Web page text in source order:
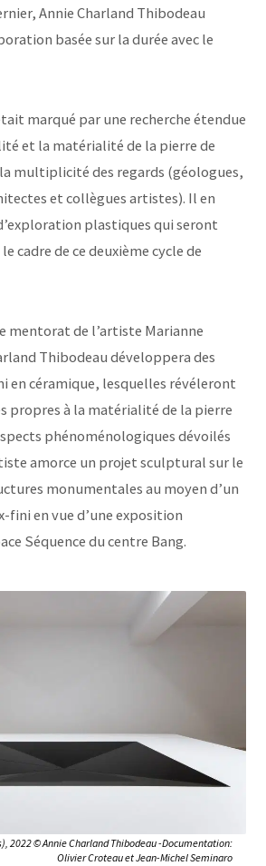
Annie Charland Thibodeau
basée sur la durée avec le
marqué par une recherche étendue
et la matérialité de la pierre de
multiplicité des regards (géologues,
et collègues artistes). Il en
plastiques qui seront
cadre de ce deuxième cycle de
mentorat de l’artiste Marianne
Thibodeau développera des
en céramique, lesquelles révéleront
propres à la matérialité de la pierre
phénoménologiques dévoilés
amorce un projet sculptural sur le
monumentales au moyen d’un
fini en vue d’une exposition
Séquence du centre Bang.
2022 © Annie Charland Thibodeau -Documentation:
Olivier Croteau et Jean-Michel Seminaro